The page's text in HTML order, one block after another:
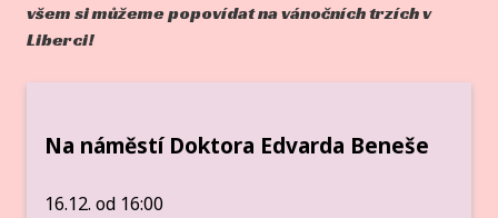
všem si můžeme popovídat na vánočních trzích v
Liberci!
Na náměstí Doktora Edvarda Beneše
16.12. od 16:00